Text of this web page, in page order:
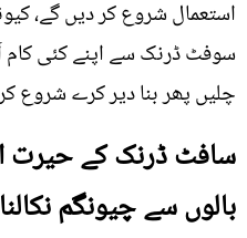
استعمال شروع کر دیں گے،
سوفٹ ڈرنک سے اپنے کئی کام
چلیں پھر بنا دیر کرے شروع
سافٹ ڈرنک کے حیرت
بالوں سے چیونگم نکالنا